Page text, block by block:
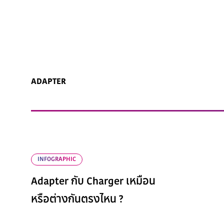
ADAPTER
INFOGRAPHIC
Adapter กับ Charger เหมือน
หรือต่างกันตรงไหน ?